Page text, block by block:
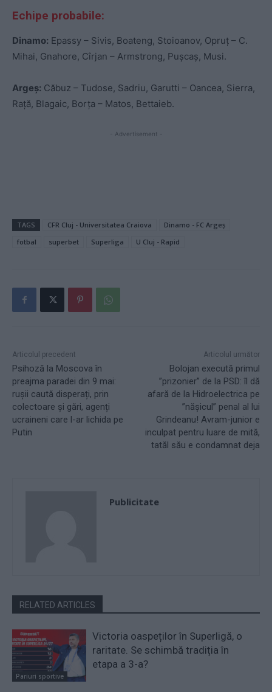
Echipe probabile:
Dinamo: Epassy – Sivis, Boateng, Stoioanov, Opruț – C.
Mihai, Gnahore, Cîrjan – Armstrong, Pușcaș, Musi.
Argeș: Căbuz – Tudose, Sadriu, Garutti – Oancea, Sierra,
Rață, Blagaic, Borța – Matos, Bettaieb.
- Advertisement -
TAGS CFR Cluj - Universitatea Craiova
Dinamo - FC Argeș
fotbal
superbet Superliga U Cluj - Rapid
Articolul precedent
Psihoză la Moscova în
preajma paradei din 9 mai:
rușii caută disperați, prin
colectoare și gări, agenți
ucraineni care l-ar lichida pe
Putin
Articolul următor
Bolojan execută primul
”prizonier” de la PSD: îl dă
afară de la Hidroelectrica pe
”nășicul” penal al lui
Grindeanu! Avram-junior e
inculpat pentru luare de mită,
tatăl său e condamnat deja
Publicitate
RELATED ARTICLES
Pariuri sportive
Victoria oaspeților în Superligă, o
raritate. Se schimbă tradiția în
etapa a 3-a?